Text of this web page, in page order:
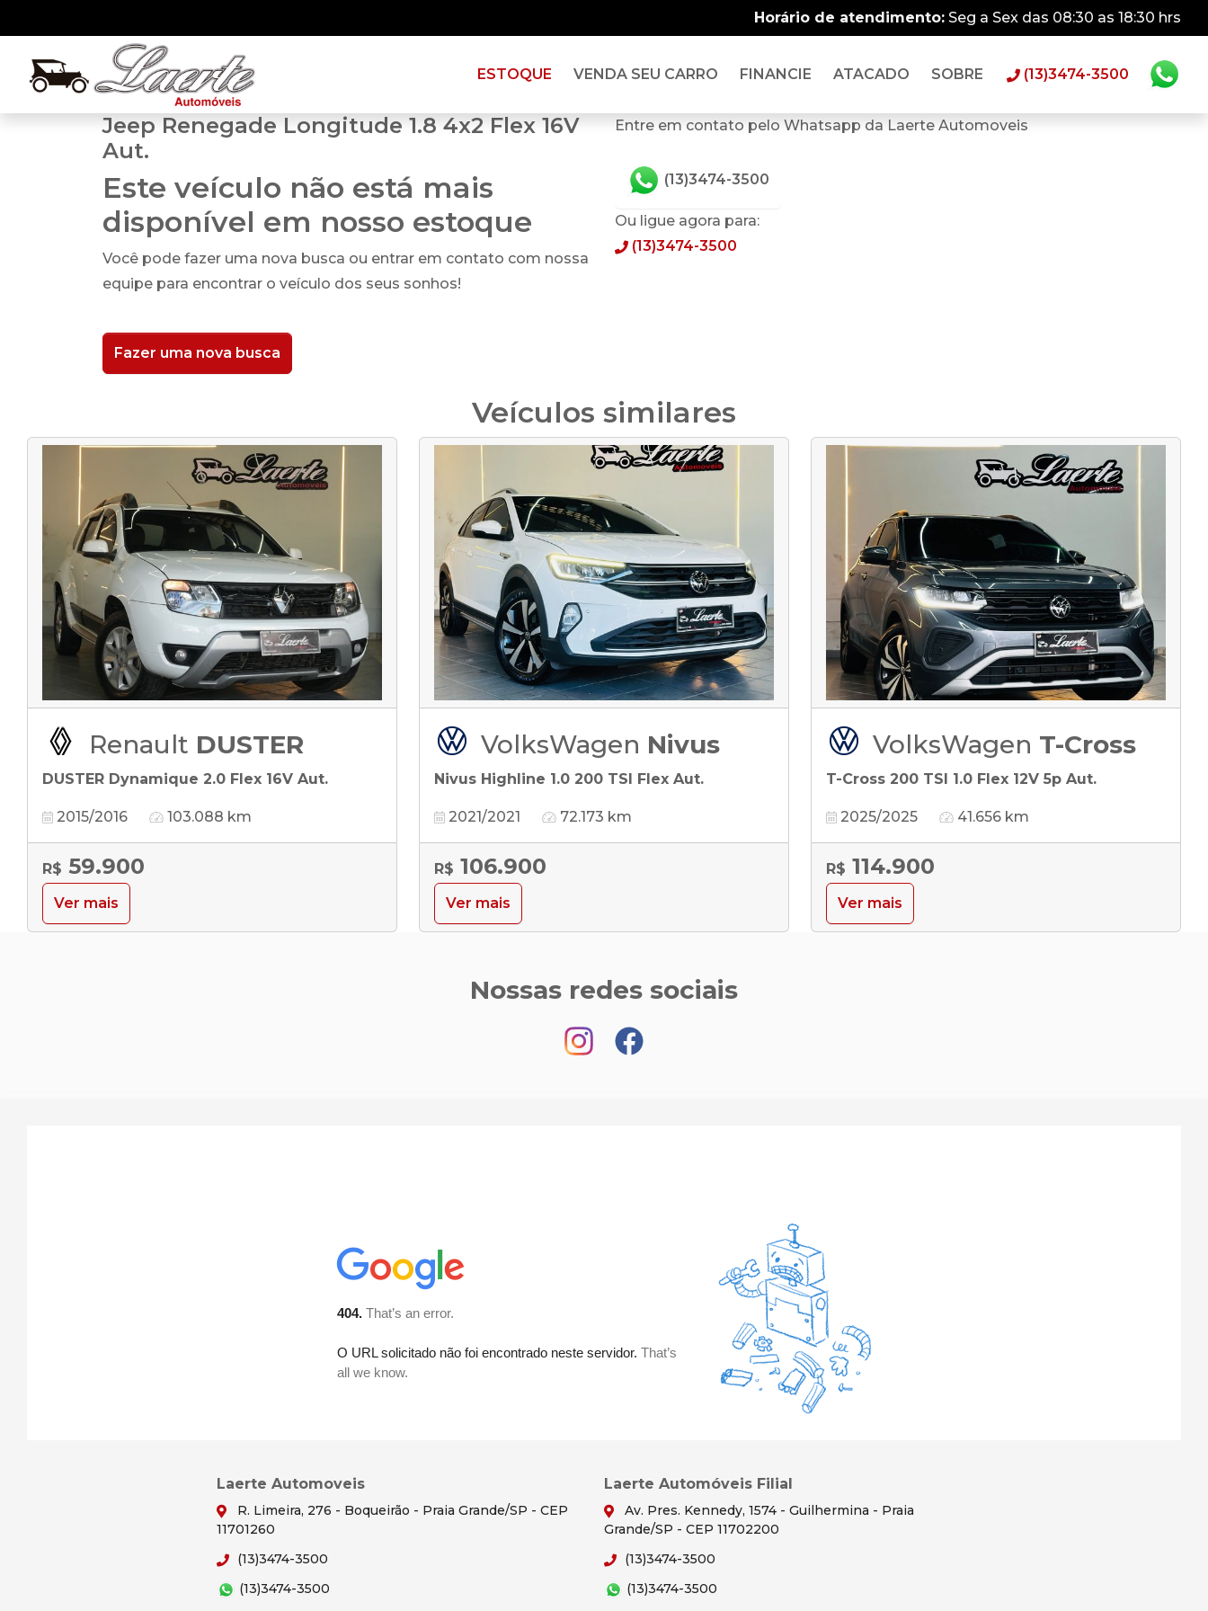
Horário de atendimento: Seg a Sex das 08:30 as 18:30 hrs
ESTOQUE VENDA SEU CARRO FINANCIE ATACADO SOBRE (13)3474-3500
Jeep Renegade Longitude 1.8 4x2 Flex 16V
Aut.
Este veículo não está mais
disponível em nosso estoque
Você pode fazer uma nova busca ou entrar em contato com nossa
equipe para encontrar o veículo dos seus sonhos!
Fazer uma nova busca
Entre em contato pelo Whatsapp da Laerte Automoveis
(13)3474-3500
Ou ligue agora para:
(13)3474-3500
Veículos similares
Renault DUSTER
DUSTER Dynamique 2.0 Flex 16V Aut.
2015/2016 103.088 km
R$ 59.900
Ver mais
VolksWagen Nivus
Nivus Highline 1.0 200 TSI Flex Aut.
2021/2021 72.173 km
R$ 106.900
Ver mais
VolksWagen T-Cross
T-Cross 200 TSI 1.0 Flex 12V 5p Aut.
2025/2025 41.656 km
R$ 114.900
Ver mais
Nossas redes sociais
Laerte Automoveis
R. Limeira, 276 - Boqueirão - Praia Grande/SP - CEP
11701260
(13)3474-3500
(13)3474-3500
Laerte Automóveis Filial
Av. Pres. Kennedy, 1574 - Guilhermina - Praia
Grande/SP - CEP 11702200
(13)3474-3500
(13)3474-3500